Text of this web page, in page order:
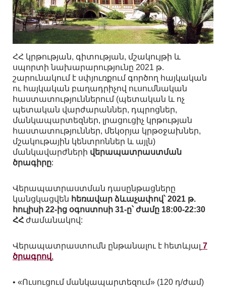
ՀՀ կրթության, գիտության, մշակույթի և
սպորտի նախարարությունը 2021 թ.
շարունակում է սփյուռքում գործող հայկական
ու հայկական բաղադրիչով ուսումնական
հաստատություններում (պետական և ոչ
պետական վարժարաններ, դպրոցներ,
մանկապարտեզներ, լրացուցիչ կրթության
հաստատություններ, մեկօրյա կրթօջախներ,
մշակութային կենտրոններ և այլն)
մանկավարժների վերապատրաստման
ծրագիրը:
Վերապատրաստման դասընթացները
կանցկացվեն հեռավար ձևաչափով՝ 2021 թ.
հուլիսի 22-ից օգոստոսի 31-ը՝ ժամը 18:00-22:30
ՀՀ ժամանակով:
Վերապատրաստումն ընթանալու է հետևյալ 7
ծրագրով.
• «Ուսուցում մանկապարտեզում» (120 դ/ժամ)